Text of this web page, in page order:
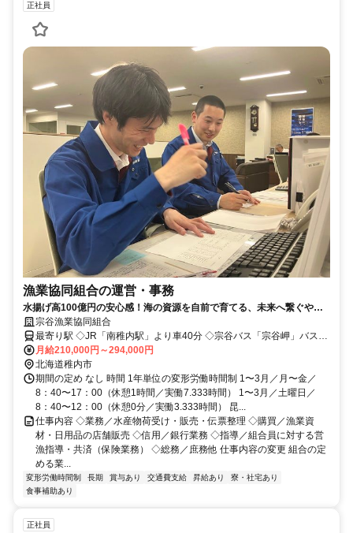
正社員
漁業協同組合の運営・事務
水揚げ高100億円の安心感！海の資源を自前で育てる、未来へ繋ぐやり
がいを
宗谷漁業協同組合
最寄り駅 ◇JR「南稚内駅」より車40分 ◇宗谷バス「宗谷岬」バス停
より徒歩5分
月給210,000円～294,000円
北海道稚内市
期間の定め なし 時間 1年単位の変形労働時間制 1〜3月／月〜金／
8：40〜17：00（休憩1時間／実働7.333時間） 1〜3月／土曜日／
8：40〜12：00（休憩0分／実働3.333時間） 昆...
仕事内容 ◇業務／水産物荷受け・販売・伝票整理 ◇購買／漁業資
材・日用品の店舗販売 ◇信用／銀行業務 ◇指導／組合員に対する営
漁指導・共済（保険業務） ◇総務／庶務他 仕事内容の変更 組合の定
める業...
変形労働時間制 長期 賞与あり 交通費支給 昇給あり
寮・社宅あり
食事補助あり
正社員